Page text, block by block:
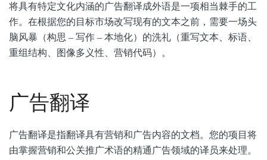
将具有特定文化内涵的广告翻译成外语是一项相当棘手的工
作。在根据您的目标市场改写现有的文本之前，需要一场头
脑风暴（构思 – 写作 – 本地化）的洗礼（重写文本、标语、
重组结构、图像多义性、营销代码）。
广告翻译
广告翻译是指翻译具有营销和广告内容的文档。您的项目将
由掌握营销和公关推广术语的精通广告领域的译员来处理。